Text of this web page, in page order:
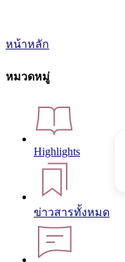
หน้าหลัก
หมวดหมู่
Highlights
ข่าวสารทั้งหมด